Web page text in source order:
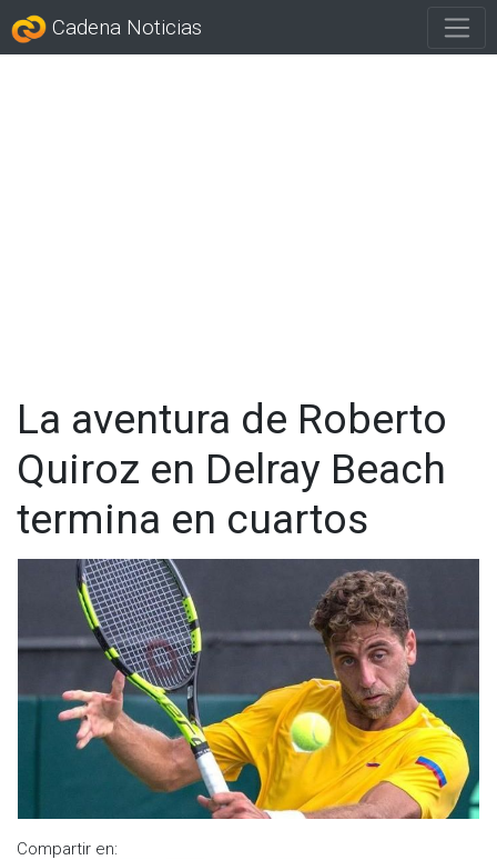
Cadena Noticias
La aventura de Roberto
Quiroz en Delray Beach
termina en cuartos
Compartir en: